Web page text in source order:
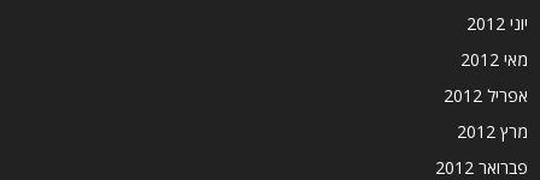
יוני 2012
מאי 2012
אפריל 2012
מרץ 2012
פברואר 2012